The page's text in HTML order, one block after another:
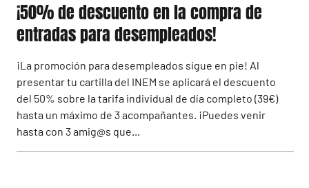
¡50% de descuento en la compra de
entradas para desempleados!
¡La promoción para desempleados sigue en pie! Al
presentar tu cartilla del INEM se aplicará el descuento
del 50% sobre la tarifa individual de día completo (39€)
hasta un máximo de 3 acompañantes. ¡Puedes venir
hasta con 3 amig@s que...